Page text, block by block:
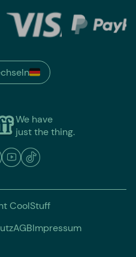
We have
just the thing.
CoolStuff
AGBImpressum